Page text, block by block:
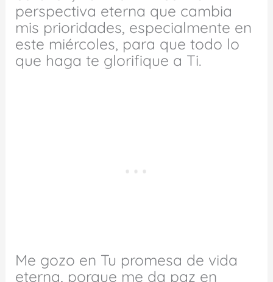
perspectiva eterna que cambia
mis prioridades, especialmente en
este miércoles, para que todo lo
que haga te glorifique a Ti.
Me gozo en Tu promesa de vida
eterna, porque me da paz en